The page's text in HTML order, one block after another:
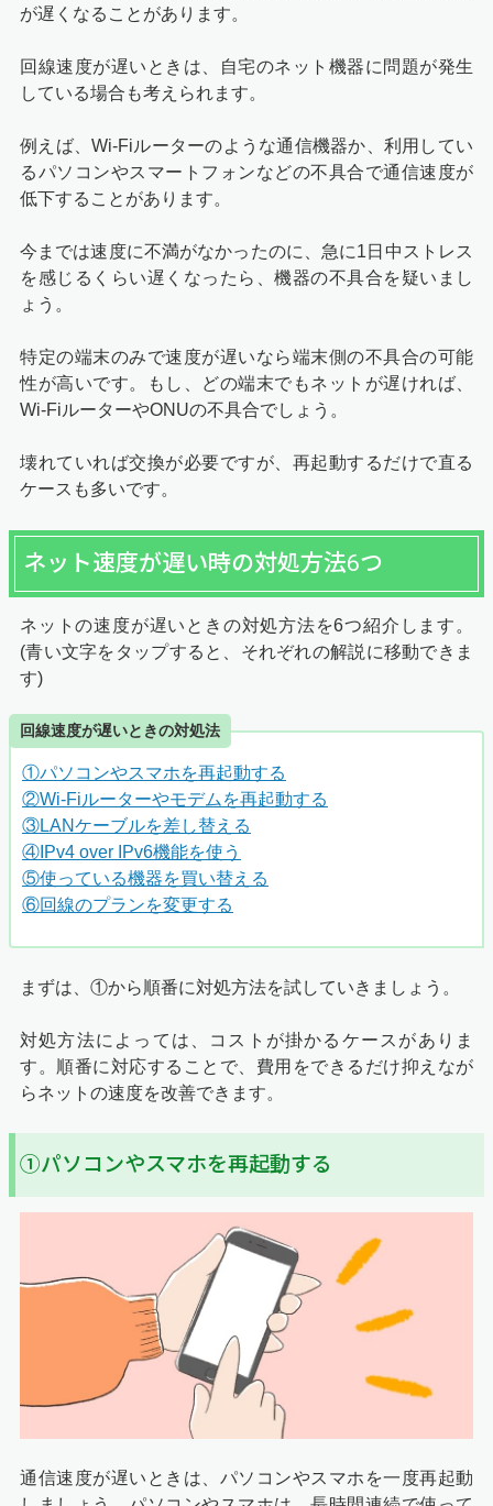
が遅くなることがあります。
回線速度が遅いときは、自宅のネット機器に問題が発生
している場合も考えられます。
例えば、Wi-Fiルーターのような通信機器か、利用してい
るパソコンやスマートフォンなどの不具合で通信速度が
低下することがあります。
今までは速度に不満がなかったのに、急に1日中ストレス
を感じるくらい遅くなったら、機器の不具合を疑いまし
ょう。
特定の端末のみで速度が遅いなら端末側の不具合の可能
性が高いです。もし、どの端末でもネットが遅ければ、
Wi-FiルーターやONUの不具合でしょう。
壊れていれば交換が必要ですが、再起動するだけで直る
ケースも多いです。
ネット速度が遅い時の対処方法6つ
ネットの速度が遅いときの対処方法を6つ紹介します。
(青い文字をタップすると、それぞれの解説に移動できま
す)
回線速度が遅いときの対処法
①パソコンやスマホを再起動する
②Wi-Fiルーターやモデムを再起動する
③LANケーブルを差し替える
④IPv4 over IPv6機能を使う
⑤使っている機器を買い替える
⑥回線のプランを変更する
まずは、①から順番に対処方法を試していきましょう。
対処方法によっては、コストが掛かるケースがありま
す。順番に対応することで、費用をできるだけ抑えなが
らネットの速度を改善できます。
①パソコンやスマホを再起動する
通信速度が遅いときは、パソコンやスマホを一度再起動